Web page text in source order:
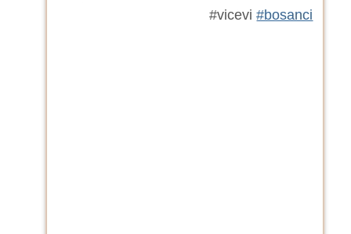
#vicevi#bosanci